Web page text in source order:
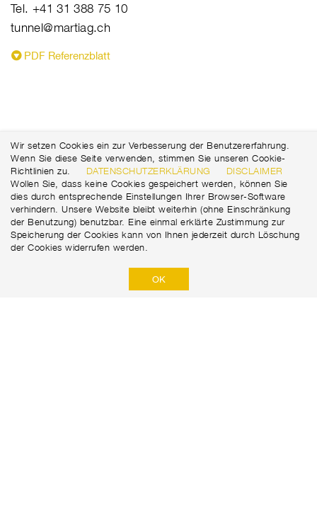
Tel. +41 31 388 75 10
tunnel@martiag.ch
PDF Referenzblatt
Wir setzen Cookies ein zur Verbesserung der Benutzererfahrung.
Wenn Sie diese Seite verwenden, stimmen Sie unseren Cookie-
Richtlinien zu.
DATENSCHUTZERKLÄRUNG
DISCLAIMER
Wollen Sie, dass keine Cookies gespeichert werden, können Sie
dies durch entsprechende Einstellungen Ihrer Browser-Software
verhindern. Unsere Website bleibt weiterhin (ohne Einschränkung
der Benutzung) benutzbar. Eine einmal erklärte Zustimmung zur
Speicherung der Cookies kann von Ihnen jederzeit durch Löschung
der Cookies widerrufen werden.
OK